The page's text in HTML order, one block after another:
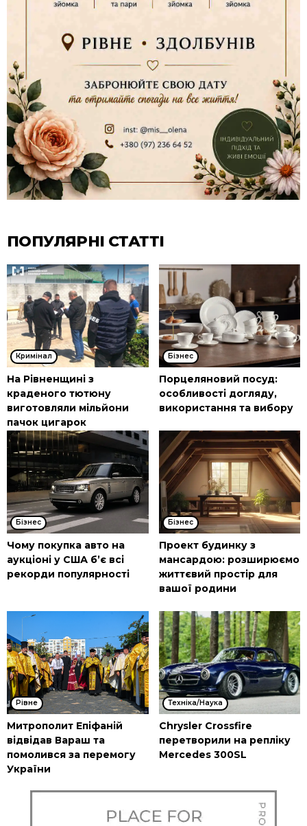
ПОПУЛЯРНІ СТАТТІ
Кримінал
На Рівненщині з
краденого тютюну
виготовляли мільйони
пачок цигарок
Бізнес
Порцеляновий посуд:
особливості догляду,
використання та вибору
Бізнес
Чому покупка авто на
аукціоні у США б’є всі
рекорди популярності
Бізнес
Проект будинку з
мансардою: розширюємо
життєвий простір для
вашої родини
Рівне
Митрополит Епіфаній
відвідав Вараш та
помолився за перемогу
України
Техніка/Наука
Chrysler Crossfire
перетворили на репліку
Mercedes 300SL